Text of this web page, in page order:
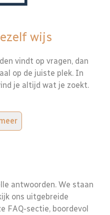
wijs
vindt op vragen, dan
op de juiste plek. In
je altijd wat je zoekt.
antwoorden. We staan
ons uitgebreide
FAQ-sectie, boordevol